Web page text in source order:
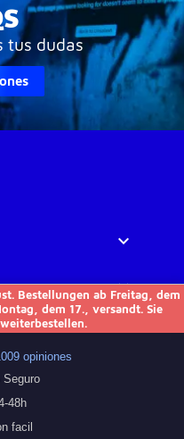
Bestellungen ab Freitag, dem
dem 17., versandt. Sie
opiniones
48h
facil
tus dudas


